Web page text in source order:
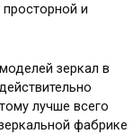
и
зеркал в
лучше всего
фабрике